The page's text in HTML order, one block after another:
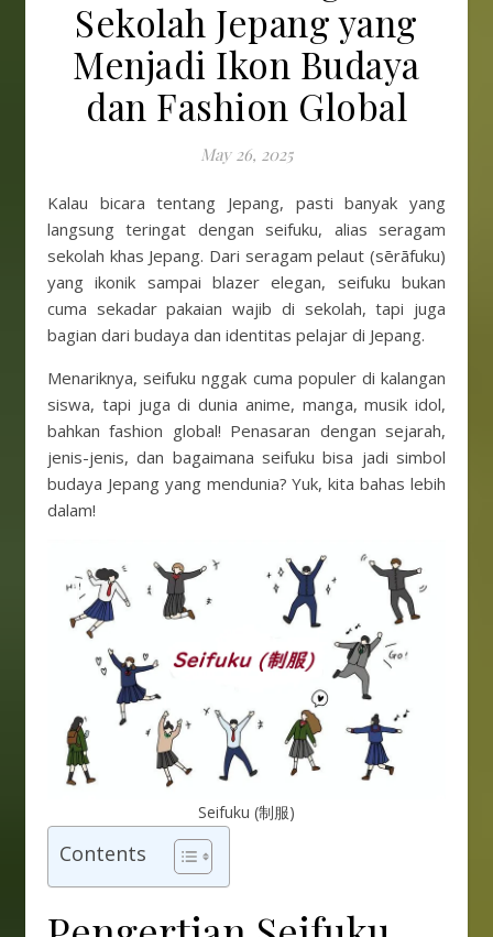
Sekolah Jepang yang
Menjadi Ikon Budaya
dan Fashion Global
May 26, 2025
Kalau bicara tentang Jepang, pasti banyak yang
langsung teringat dengan seifuku, alias seragam
sekolah khas Jepang. Dari seragam pelaut (sērāfuku)
yang ikonik sampai blazer elegan, seifuku bukan
cuma sekadar pakaian wajib di sekolah, tapi juga
bagian dari budaya dan identitas pelajar di Jepang.
Menariknya, seifuku nggak cuma populer di kalangan
siswa, tapi juga di dunia anime, manga, musik idol,
bahkan fashion global! Penasaran dengan sejarah,
jenis-jenis, dan bagaimana seifuku bisa jadi simbol
budaya Jepang yang mendunia? Yuk, kita bahas lebih
dalam!
Seifuku (制服)
Contents